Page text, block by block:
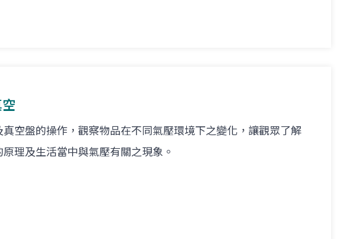
真空盤的操作，觀察物品在不同氣壓環境下之變化，讓觀眾了解
理及生活當中與氣壓有關之現象。